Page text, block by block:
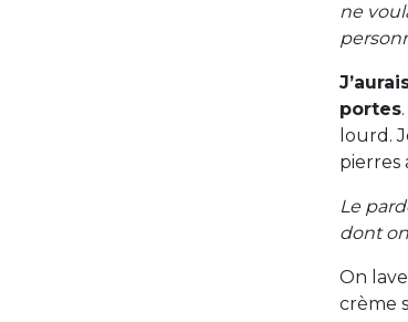
ne
portes
lourd.
pierres
Le
dont
On
crème